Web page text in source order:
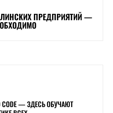
ПРЕДПРИЯТИЙ —
CODE — ЗДЕСЬ ОБУЧАЮТ